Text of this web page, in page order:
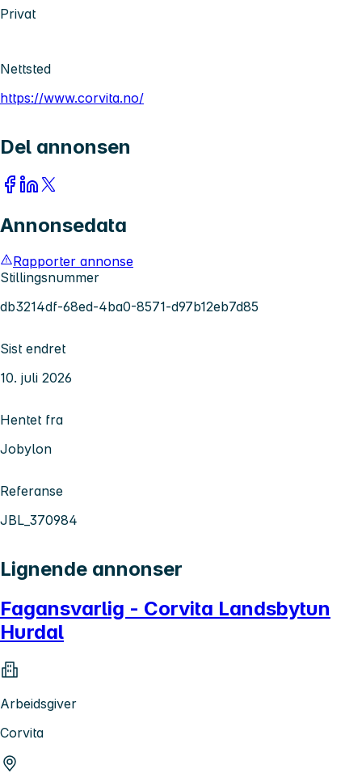
Privat
Nettsted
https://www.corvita.no/
Del annonsen
Annonsedata
Rapporter annonse
Stillingsnummer
db3214df-68ed-4ba0-8571-d97b12eb7d85
Sist endret
10. juli 2026
Hentet fra
Jobylon
Referanse
JBL_370984
Lignende annonser
Fagansvarlig - Corvita Landsbytun
Hurdal
Arbeidsgiver
Corvita